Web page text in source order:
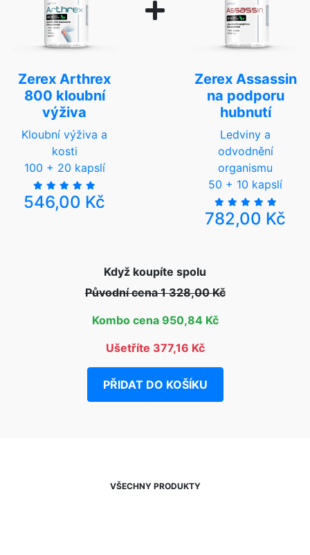
Zerex Arthrex
800 kloubní
výživa
Kloubní výživa a
kosti
100 + 20 kapslí
546,00 Kč
Zerex Assassin
na podporu
hubnutí
Ledviny a
odvodnění
organismu
50 + 10 kapslí
782,00 Kč
Když koupíte spolu
Původní cena 1 328,00 Kč
Kombo cena 950,84 Kč
Ušetříte 377,16 Kč
PŘIDAT DO KOŠÍKU
VŠECHNY PRODUKTY